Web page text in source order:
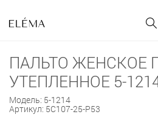
ПАЛЬТО ЖЕНСКОЕ
УТЕПЛЕННОЕ 5-
Модель: 5-1214
Артикул: 5С107-25-Р53